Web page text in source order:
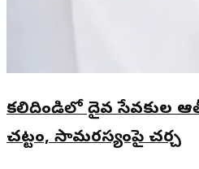
కలిదిండిలో దైవ సేవకుల
చట్టం, సామరస్యంపై చర్చ